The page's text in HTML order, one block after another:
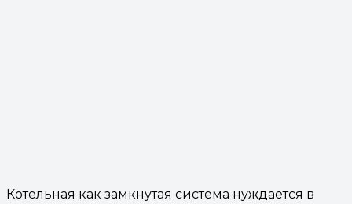
Котельная как замкнутая система нуждается в